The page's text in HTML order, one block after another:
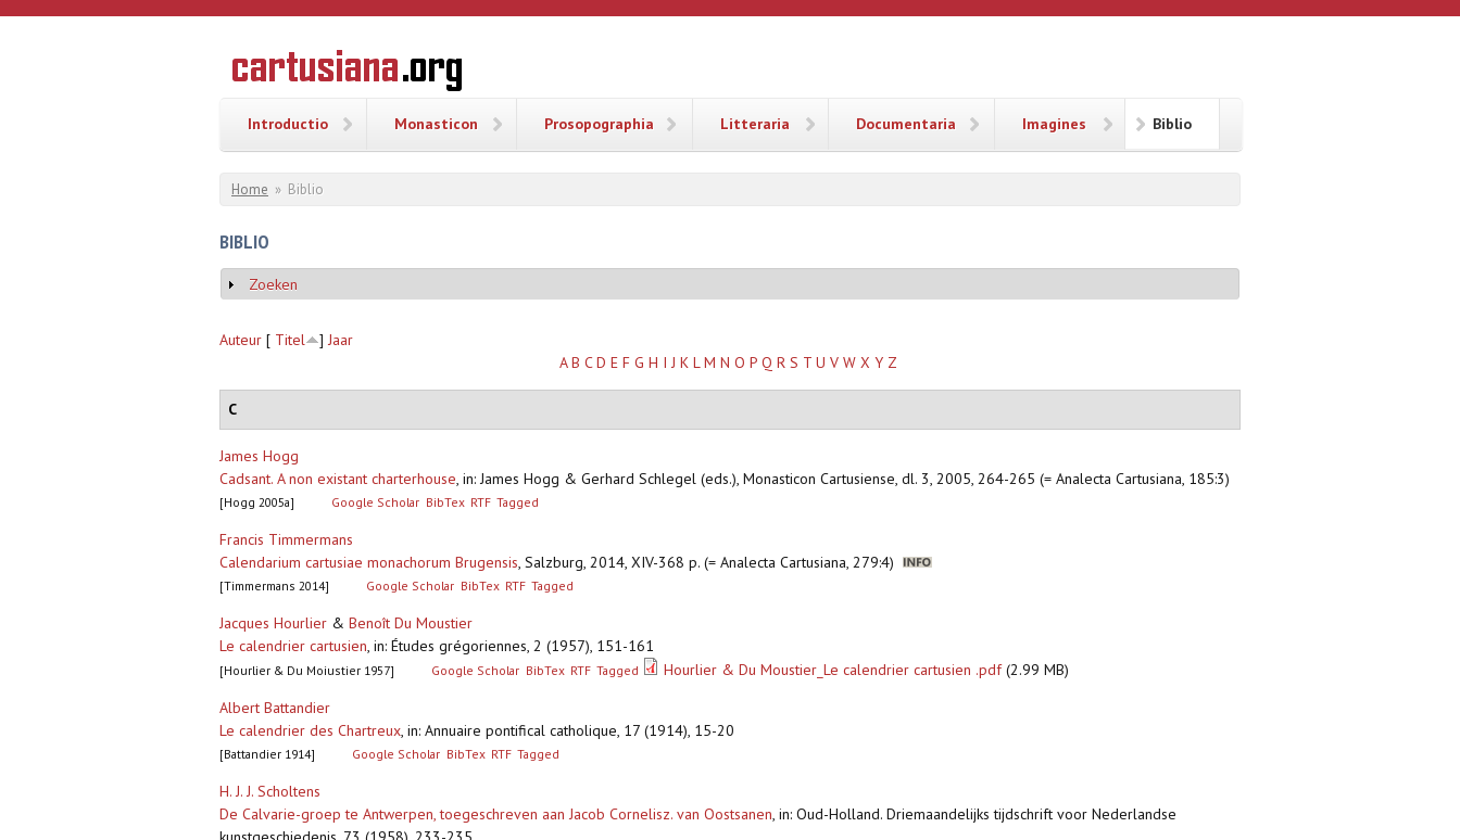
Overslaan en naar de inhoud gaan
CARTUSIANA
Geschiedenis
van de
Introductio Monasticon Prosopographia Litteraria Documentaria Imagines Biblio
U bent hier
Home » Biblio
BIBLIO
Weergeven
Zoeken
Auteur [ Titel ] Jaar
A B C D E F G H I J K L M N O P Q R S T U V W X Y Z
C
James Hogg
Cadsant. A non existant charterhouse, in: James Hogg & Gerhard Schlegel (eds.), Monasticon Cartusiense, dl. 3, 2005, 264-265 (= Analecta Cartusiana, 185:3)
[Hogg 2005a] Google Scholar BibTex RTF Tagged
Francis Timmermans
Calendarium cartusiae monachorum Brugensis, Salzburg, 2014, XIV-368 p. (= Analecta Cartusiana, 279:4)
[Timmermans 2014] Google Scholar BibTex RTF Tagged
Jacques Hourlier & Benoît Du Moustier
Le calendrier cartusien, in: Études grégoriennes, 2 (1957), 151-161
[Hourlier & Du Moiustier 1957] Google Scholar BibTex RTF Tagged Hourlier & Du Moustier_Le calendrier cartusien .pdf(2.99 MB)
Albert Battandier
Le calendrier des Chartreux, in: Annuaire pontifical catholique, 17 (1914), 15-20
[Battandier 1914] Google Scholar BibTex RTF Tagged
H. J. J. Scholtens
De Calvarie-groep te Antwerpen, toegeschreven aan Jacob Cornelisz. van Oostsanen, in: Oud-Holland. Driemaandelijks tijdschrift voor Nederlandse